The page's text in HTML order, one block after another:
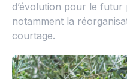
d’évolution pour le
notamment la
courtage.